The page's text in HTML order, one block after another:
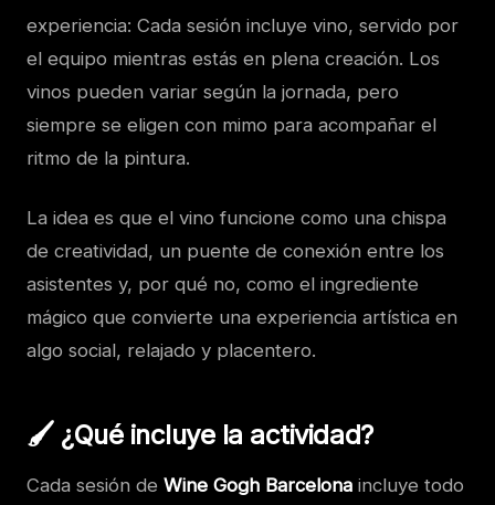
experiencia: Cada sesión incluye vino, servido por
el equipo mientras estás en plena creación. Los
vinos pueden variar según la jornada, pero
siempre se eligen con mimo para acompañar el
ritmo de la pintura.
La idea es que el vino funcione como una chispa
de creatividad, un puente de conexión entre los
asistentes y, por qué no, como el ingrediente
mágico que convierte una experiencia artística en
algo social, relajado y placentero.
🖌️ ¿Qué incluye la actividad?
Cada sesión de Wine Gogh Barcelona incluye todo